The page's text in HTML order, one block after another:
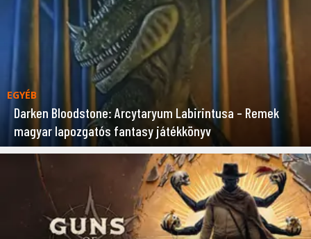
EGYÉB
Darken Bloodstone: Arcytaryum Labirintusa – Remek
magyar lapozgatós fantasy játékkönyv